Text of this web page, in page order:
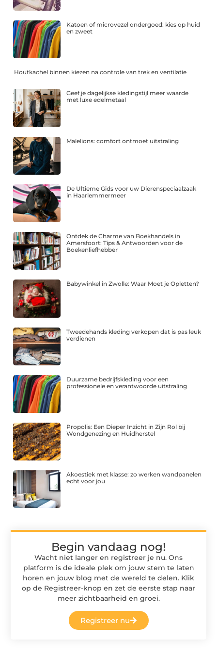
Katoen of microvezel ondergoed: kies op huid
en zweet
Houtkachel binnen kiezen na controle van trek en ventilatie
Geef je dagelijkse kledingstijl meer waarde
met luxe edelmetaal
Malelions: comfort ontmoet uitstraling
De Ultieme Gids voor uw Dierenspeciaalzaak
in Haarlemmermeer
Ontdek de Charme van Boekhandels in
Amersfoort: Tips & Antwoorden voor de
Boekenliefhebber
Babywinkel in Zwolle: Waar Moet je Opletten?
Tweedehands kleding verkopen dat is pas leuk
verdienen
Duurzame bedrijfskleding voor een
professionele en verantwoorde uitstraling
Propolis: Een Dieper Inzicht in Zijn Rol bij
Wondgenezing en Huidherstel
Akoestiek met klasse: zo werken wandpanelen
echt voor jou
Begin vandaag nog!
Wacht niet langer en registreer je nu. Ons
platform is de ideale plek om jouw stem te laten
horen en jouw blog met de wereld te delen. Klik
op de Registreer-knop en zet de eerste stap naar
meer zichtbaarheid en groei.
Registreer nu